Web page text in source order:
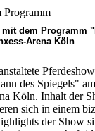
mit dem Programm
Arena Köln
des Spiegels"
Köln. Inhalt der
sich in einem
der Show